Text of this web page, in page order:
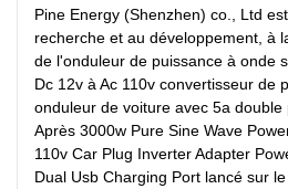
Pine Energy (Shenzhen) co., Ltd
recherche et au développement, à
de l'onduleur de puissance à onde
Dc 12v à Ac 110v convertisseur de
onduleur de voiture avec 5a double
Après 3000w Pure Sine Wave
110v Car Plug Inverter Adapter
Dual Usb Charging Port lancé sur